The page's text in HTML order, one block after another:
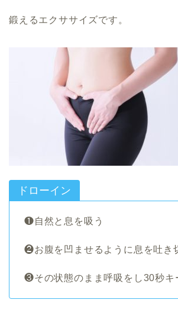
鍛えるエクササイズです。
ドローイン
❶自然と息を吸う
❷お腹を凹ませるように息を吐き
❸その状態のまま呼吸をし30秒キ